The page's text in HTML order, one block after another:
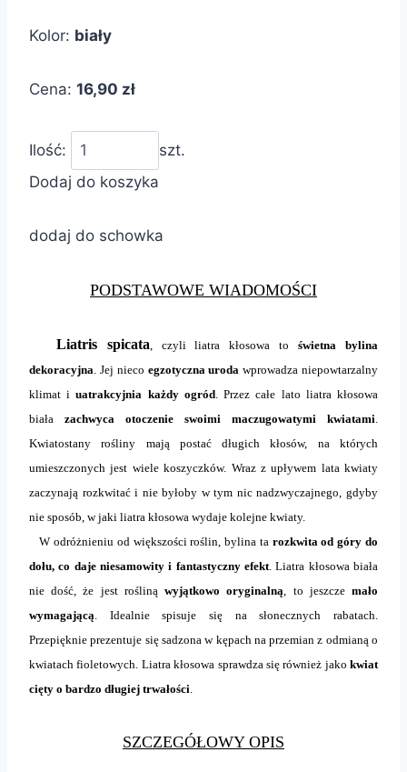
Kolor: biały
Cena: 16,90 zł
Ilość:
szt.
Dodaj do koszyka
dodaj do schowka
PODSTAWOWE WIADOMOŚCI
Liatris spicata , czyli liatra kłosowa toświetna bylina
dekoracyjna . Jej nieco egzotyczna uroda wprowadza niepowtarzalny
klimat iuatrakcyjnia każdy ogród. Przez całe lato liatra kłosowa
biała zachwyca otoczenie swoimi maczugowatymi kwiatami
Kwiatostany rośliny mają postać długich kłosów, na których
umieszczonych jest wiele koszyczków. Wraz z upływem lata kwiaty
zaczynają rozkwitać i nie byłoby w tym nic nadzwyczajnego, gdyby
nie sposób, w jaki liatra kłosowa wydaje kolejne kwiaty.
W odróżnieniu od większości roślin, bylina ta rozkwita od góry do
dołu, co daje niesamowity i fantastyczny efekt . Liatra kłosowa biała
nie dość, że jest roślinąwyjątkowo oryginalną , to jeszczemało
wymagającą . Idealnie spisuje się na słonecznych rabatach.
Przepięknie prezentuje się sadzona w kępach na przemian z odmianą o
kwiatach fioletowych. Liatra kłosowa sprawdza się również jako kwiat
cięty o bardzo długiej trwałości
SZCZEGÓŁOWY OPIS